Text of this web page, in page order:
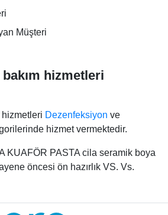
Müşteri
hizmetleri
hizmetleri Dezenfeksiyon ve
hizmet vermektedir.
KUAFÖR PASTA cila seramik boya
öncesi ön hazırlık VS. Vs.